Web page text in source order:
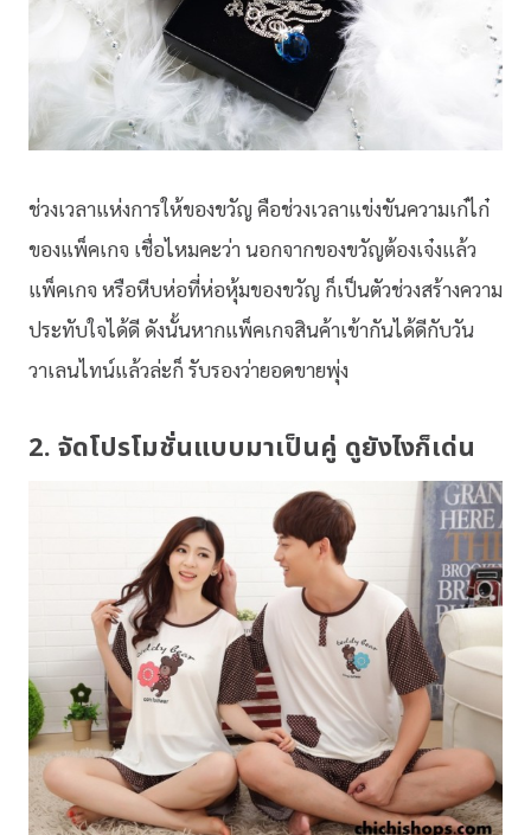
ช่วงเวลาแห่งการให้ของขวัญ คือช่วงเวลาแข่งขันความเก๋ไก๋
ของแพ็คเกจ เชื่อไหมคะว่า นอกจากของขวัญต้องเจ๋งแล้ว
แพ็คเกจ หรือหีบห่อที่ห่อหุ้มของขวัญ ก็เป็นตัวช่วงสร้างความ
ประทับใจได้ดี ดังนั้นหากแพ็คเกจสินค้าเข้ากันได้ดีกับวัน
วาเลนไทน์แล้วล่ะก็ รับรองว่ายอดขายพุ่ง
2. จัดโปรโมชั่นแบบมาเป็นคู่ ดูยังไงก็เด่น